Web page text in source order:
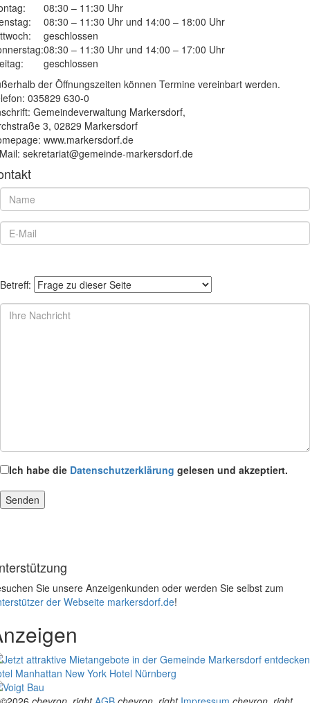
08:30 – 11:30 Uhr
08:30 – 11:30 Uhr und 14:00 – 18:00 Uhr
geschlossen
08:30 – 11:30 Uhr und 14:00 – 17:00 Uhr
geschlossen
der Öffnungszeiten können Termine vereinbart werden.
035829 630-0
Gemeindeverwaltung Markersdorf,
3, 02829 Markersdorf
www.markersdorf.de
sekretariat@gemeinde-markersdorf.de
Betreff:
Ich habe die Datenschutzerklärung gelesen und akzeptiert.
Sie unsere Anzeigenkunden oder werden Sie selbst zum
der Webseite markersdorf.de!
Manhattan New York Hotel Nürnberg